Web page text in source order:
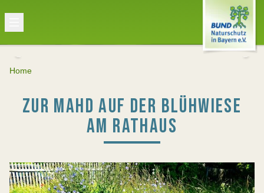
Home
ZUR MAHD AUF DER BLÜHWIESE
AM RATHAUS